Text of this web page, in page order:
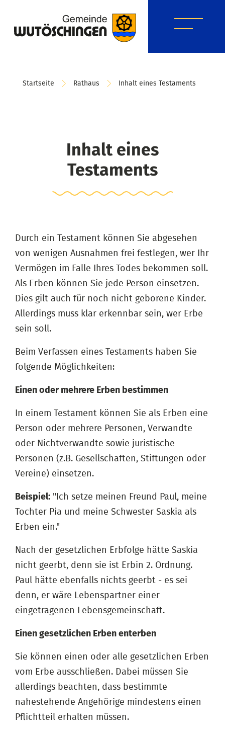
Startseite Rathaus Inhalt eines Testaments
Inhalt eines
Testaments
Durch ein Testament können Sie abgesehen
von wenigen Ausnahmen frei festlegen, wer Ihr
Vermögen im Falle Ihres Todes bekommen soll.
Als Erben können Sie jede Person einsetzen.
Dies gilt auch für noch nicht geborene Kinder.
Allerdings muss klar erkennbar sein, wer Erbe
sein soll.
Beim Verfassen eines Testaments haben Sie
folgende Möglichkeiten:
Einen oder mehrere Erben bestimmen
In einem Testament können Sie als Erben eine
Person oder mehrere Personen, Verwandte
oder Nichtverwandte sowie juristische
Personen (z.B. Gesellschaften, Stiftungen oder
Vereine) einsetzen.
Beispiel: "Ich setze meinen Freund Paul, meine
Tochter Pia und meine Schwester Saskia als
Erben ein."
Nach der gesetzlichen Erbfolge hätte Saskia
nicht geerbt, denn sie ist Erbin 2. Ordnung.
Paul hätte ebenfalls nichts geerbt - es sei
denn, er wäre Lebenspartner einer
eingetragenen Lebensgemeinschaft.
Einen gesetzlichen Erben enterben
Sie können einen oder alle gesetzlichen Erben
vom Erbe ausschließen. Dabei müssen Sie
allerdings beachten, dass bestimmte
nahestehende Angehörige mindestens einen
Pflichtteil erhalten müssen.